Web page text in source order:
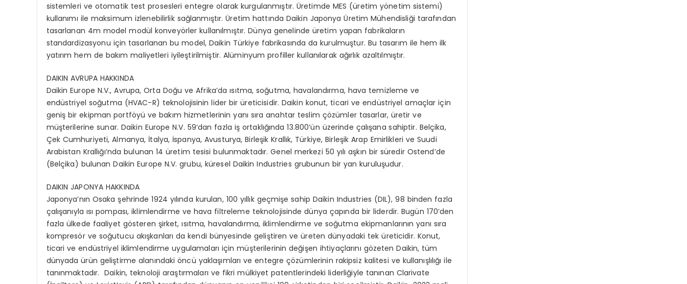
sistemleri ve otomatik test prosesleri entegre olarak kurgulanmıştır. Üretimde MES (üretim yönetim sistemi)
kullanımı ile maksimum izlenebilirlik sağlanmıştır. Üretim hattında Daikin Japonya Üretim Mühendisliği tarafından
tasarlanan 4m model modül konveyörler kullanılmıştır. Dünya genelinde üretim yapan fabrikaların
standardizasyonu için tasarlanan bu model, Daikin Türkiye fabrikasında da kurulmuştur. Bu tasarım ile hem ilk
yatırım hem de bakım maliyetleri iyileştirilmiştir. Alüminyum profiller kullanılarak ağırlık azaltılmıştır.
DAIKIN AVRUPA HAKKINDA
Daikin Europe N.V., Avrupa, Orta Doğu ve Afrika’da ısıtma, soğutma, havalandırma, hava temizleme ve
endüstriyel soğutma (HVAC-R) teknolojisinin lider bir üreticisidir. Daikin konut, ticari ve endüstriyel amaçlar için
geniş bir ekipman portföyü ve bakım hizmetlerinin yanı sıra anahtar teslim çözümler tasarlar, üretir ve
müşterilerine sunar. Daikin Europe N.V. 59‘dan fazla iş ortaklığında 13.800’ün üzerinde çalışana sahiptir. Belçika,
Çek Cumhuriyeti, Almanya, İtalya, İspanya, Avusturya, Birleşik Krallık, Türkiye, Birleşik Arap Emirlikleri ve Suudi
Arabistan Krallığı’nda bulunan 14 üretim tesisi bulunmaktadır. Genel merkezi 50 yılı aşkın bir süredir Ostend’de
(Belçika) bulunan Daikin Europe N.V. grubu, küresel Daikin Industries grubunun bir yan kuruluşudur.
DAIKIN JAPONYA HAKKINDA
Japonya’nın Osaka şehrinde 1924 yılında kurulan, 100 yıllık geçmişe sahip Daikin Industries (DIL), 98 binden fazla
çalışanıyla ısı pompası, iklimlendirme ve hava filtreleme teknolojisinde dünya çapında bir liderdir. Bugün 170’den
fazla ülkede faaliyet gösteren şirket, ısıtma, havalandırma, iklimlendirme ve soğutma ekipmanlarının yanı sıra
kompresör ve soğutucu akışkanları da kendi bünyesinde geliştiren ve üreten dünyadaki tek üreticidir. Konut,
ticari ve endüstriyel iklimlendirme uygulamaları için müşterilerinin değişen ihtiyaçlarını gözeten Daikin, tüm
dünyada ürün geliştirme alanındaki öncü yaklaşımları ve entegre çözümlerinin rakipsiz kalitesi ve kullanışlılığı ile
tanınmaktadır. Daikin, teknoloji araştırmaları ve fikri mülkiyet patentlerindeki liderliğiyle tanınan Clarivate